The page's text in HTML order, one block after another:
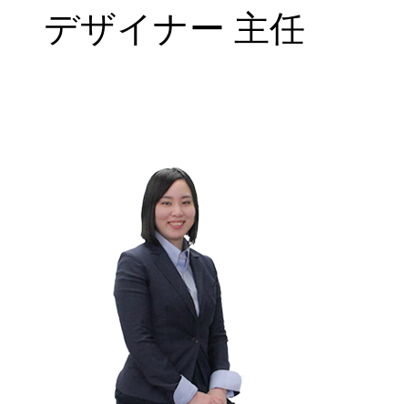
デザイナー 主任